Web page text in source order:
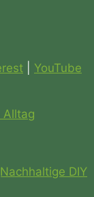
YouTube
Alltag
DIY